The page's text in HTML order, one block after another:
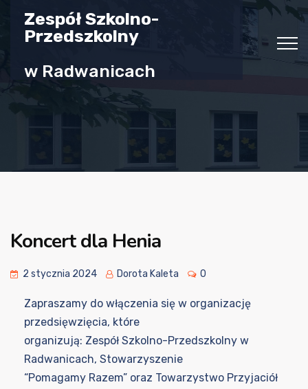
Zespół Szkolno-
Przedszkolny
w Radwanicach
Koncert dla Henia
2 stycznia 2024 Dorota Kaleta 0
Zapraszamy do włączenia się w organizację
przedsięwzięcia, które
organizują: Zespół Szkolno-Przedszkolny w
Radwanicach, Stowarzyszenie
“Pomagamy Razem” oraz Towarzystwo Przyjaciół